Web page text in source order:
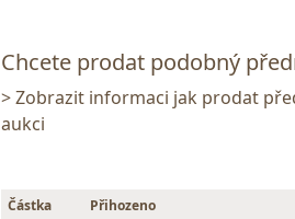
Chcete prodat podobný
> Zobrazit informaci jak prodat
aukci
Částka Přihozeno